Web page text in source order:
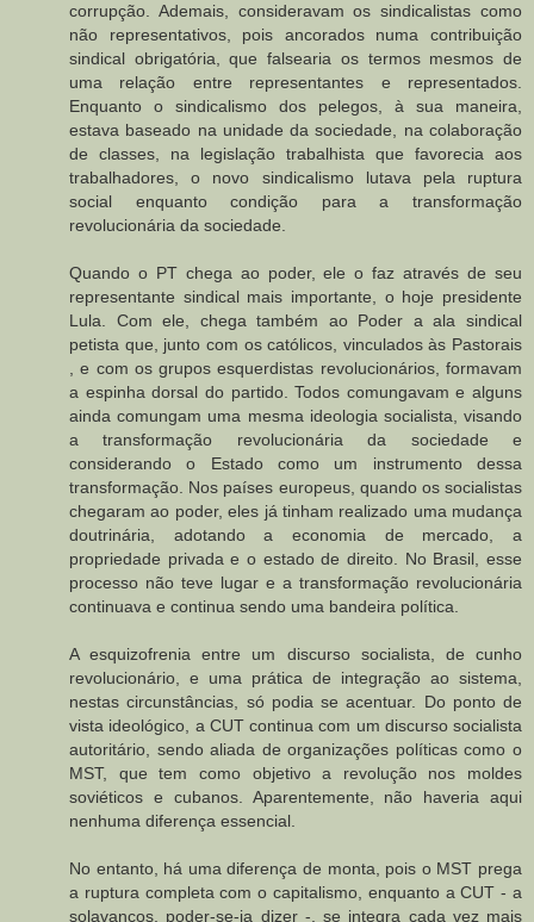
corrupção. Ademais, consideravam os sindicalistas como
não representativos, pois ancorados numa contribuição
sindical obrigatória, que falsearia os termos mesmos de
uma relação entre representantes e representados.
Enquanto o sindicalismo dos pelegos, à sua maneira,
estava baseado na unidade da sociedade, na colaboração
de classes, na legislação trabalhista que favorecia aos
trabalhadores, o novo sindicalismo lutava pela ruptura
social enquanto condição para a transformação
revolucionária da sociedade.
Quando o PT chega ao poder, ele o faz através de seu
representante sindical mais importante, o hoje presidente
Lula. Com ele, chega também ao Poder a ala sindical
petista que, junto com os católicos, vinculados às Pastorais
, e com os grupos esquerdistas revolucionários, formavam
a espinha dorsal do partido. Todos comungavam e alguns
ainda comungam uma mesma ideologia socialista, visando
a transformação revolucionária da sociedade e
considerando o Estado como um instrumento dessa
transformação. Nos países europeus, quando os socialistas
chegaram ao poder, eles já tinham realizado uma mudança
doutrinária, adotando a economia de mercado, a
propriedade privada e o estado de direito. No Brasil, esse
processo não teve lugar e a transformação revolucionária
continuava e continua sendo uma bandeira política.
A esquizofrenia entre um discurso socialista, de cunho
revolucionário, e uma prática de integração ao sistema,
nestas circunstâncias, só podia se acentuar. Do ponto de
vista ideológico, a CUT continua com um discurso socialista
autoritário, sendo aliada de organizações políticas como o
MST, que tem como objetivo a revolução nos moldes
soviéticos e cubanos. Aparentemente, não haveria aqui
nenhuma diferença essencial.
No entanto, há uma diferença de monta, pois o MST prega
a ruptura completa com o capitalismo, enquanto a CUT - a
solavancos, poder-se-ia dizer -, se integra cada vez mais